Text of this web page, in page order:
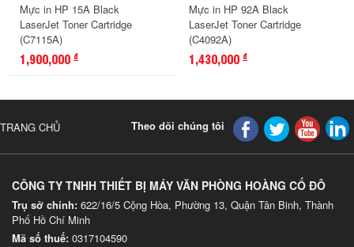
Mực in HP 15A Black
LaserJet Toner Cartridge
(C7115A)
1,900,000 đ
Mực in HP 92A Black
LaserJet Toner Cartridge
(C4092A)
1,430,000 đ
TRANG CHỦ Theo dõi chúng tôi
CÔNG TY TNHH THIẾT BỊ MÁY VĂN PHÒNG HOÀNG CỐ ĐÔ
Trụ sở chính: 622/16/5 Cộng Hòa, Phường 13, Quận Tân Binh, Thành
Phố Hồ Chí Minh
Mã số thuế: 0317104590